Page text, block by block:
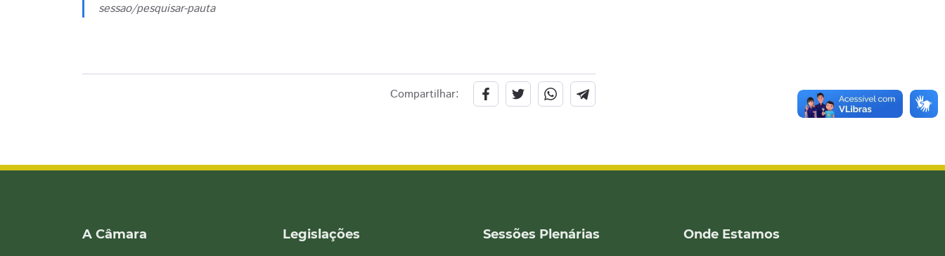
sessao/pesquisar-pauta
Compartilhar:
A Câmara Legislações Sessões Plenárias
Onde Estamos